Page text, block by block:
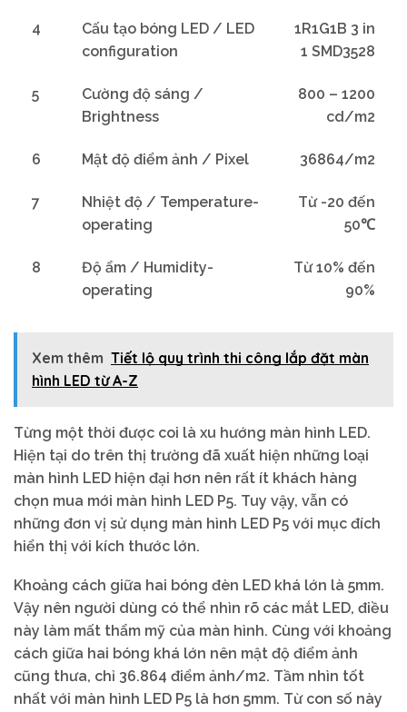
4
Cấu tạo bóng LED / LED
configuration
1R1G1B 3 in
1 SMD3528
5
Cường độ sáng /
Brightness
800 – 1200
cd/m2
6 Mật độ điểm ảnh / Pixel 36864/m2
7
Nhiệt độ / Temperature-
operating
Từ -20 đến
50℃
8
Độ ẩm / Humidity-
operating
Từ 10% đến
90%
Xem thêm Tiết lộ quy trình thi công lắp đặt màn
hình LED từ A-Z
Từng một thời được coi là xu hướng màn hình LED.
Hiện tại do trên thị trường đã xuất hiện những loại
màn hình LED hiện đại hơn nên rất ít khách hàng
chọn mua mới màn hình LED P5. Tuy vậy, vẫn có
những đơn vị sử dụng màn hình LED P5 với mục đích
hiển thị với kích thước lớn.
Khoảng cách giữa hai bóng đèn LED khá lớn là 5mm.
Vậy nên người dùng có thể nhìn rõ các mắt LED, điều
này làm mất thẩm mỹ của màn hình. Cùng với khoảng
cách giữa hai bóng khá lớn nên mật độ điểm ảnh
cũng thưa, chỉ 36.864 điểm ảnh/m2. Tầm nhìn tốt
nhất với màn hình LED P5 là hơn 5mm. Từ con số này